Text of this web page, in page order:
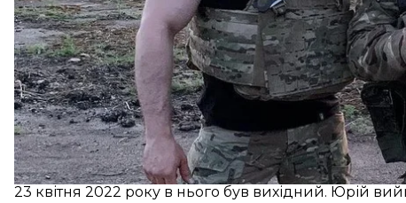
23 квітня 2022 року в нього був вихідний. Юрій